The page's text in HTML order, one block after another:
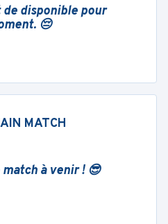
disponible pour
😔
MATCH
match à venir ! 😎